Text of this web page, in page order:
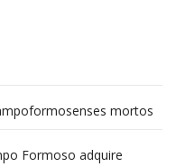
mortos
desabamentos são
Formoso adquire